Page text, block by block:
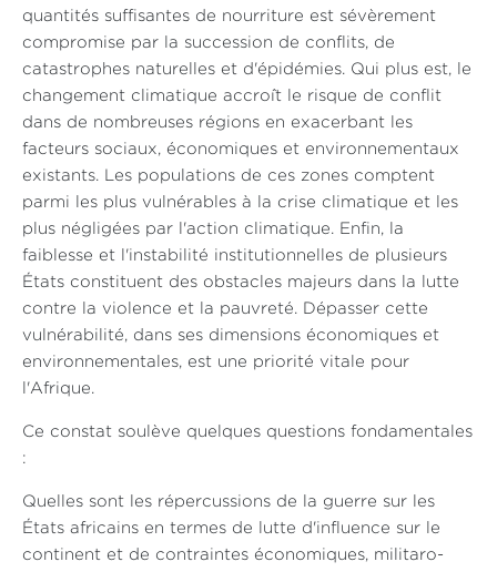
quantités suffisantes de nourriture est sévèrement
compromise par la succession de conflits, de
catastrophes naturelles et d'épidémies. Qui plus est, le
changement climatique accroît le risque de conflit
dans de nombreuses régions en exacerbant les
facteurs sociaux, économiques et environnementaux
existants. Les populations de ces zones comptent
parmi les plus vulnérables à la crise climatique et les
plus négligées par l'action climatique. Enfin, la
faiblesse et l'instabilité institutionnelles de plusieurs
États constituent des obstacles majeurs dans la lutte
contre la violence et la pauvreté. Dépasser cette
vulnérabilité, dans ses dimensions économiques et
environnementales, est une priorité vitale pour
l'Afrique.
Ce constat soulève quelques questions fondamentales
:
Quelles sont les répercussions de la guerre sur les
États africains en termes de lutte d'influence sur le
continent et de contraintes économiques, militaro-